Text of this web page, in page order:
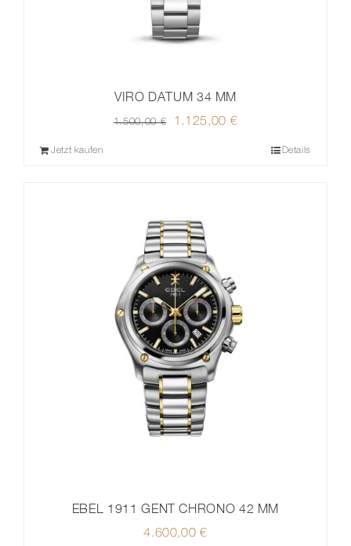
VIRO DATUM 34 MM
1.500,00€
Ursprünglicher
1.125,00 €
Jetzt kaufen Details
EBEL 1911 GENT CHRONO 42 MM
4.600,00€